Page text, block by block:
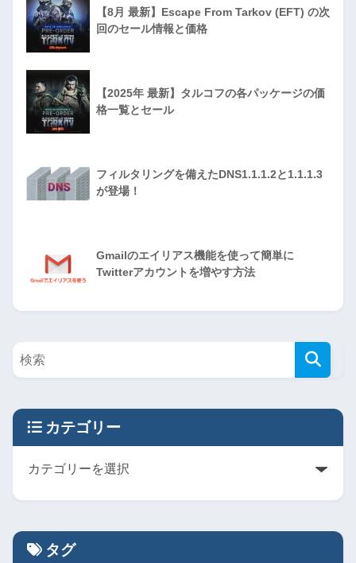
【8月 最新】Escape From Tarkov (EFT) の次
回のセール情報と価格
【2025年 最新】タルコフの各パッケージの価
格一覧とセール
フィルタリングを備えたDNS1.1.1.2と1.1.1.3
が登場！
Gmailのエイリアス機能を使って簡単に
Twitterアカウントを増やす方法
カテゴリー
タグ